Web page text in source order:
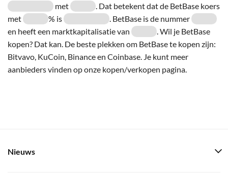
met
. Dat betekent dat de BetBase koers
met
% is
. BetBase is de nummer
en heeft een marktkapitalisatie van
. Wil je BetBase
kopen? Dat kan. De beste plekken om BetBase te kopen zijn:
Bitvavo, KuCoin, Binance en Coinbase. Je kunt meer
aanbieders vinden op onze kopen/verkopen pagina.
Nieuws